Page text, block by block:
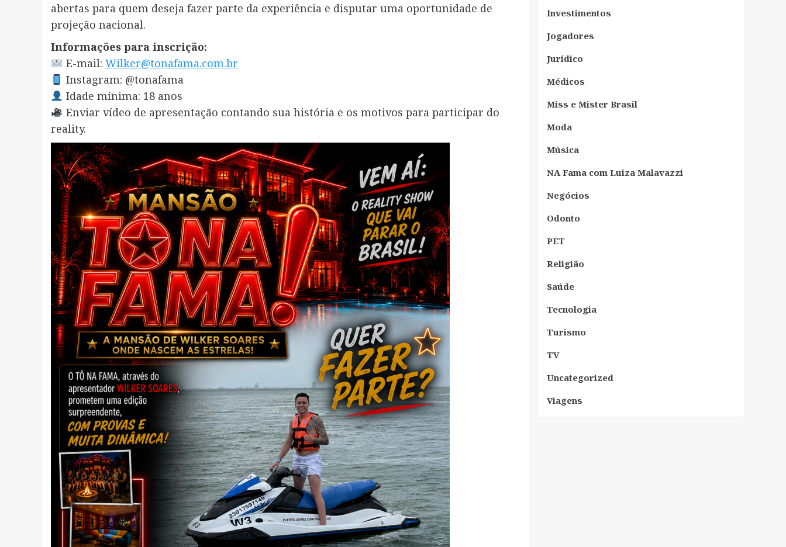
abertas para quem deseja fazer parte da experiência e disputar uma oportunidade de
projeção nacional.
Informações para inscrição:
E-mail: Wilker@tonafama.com.br
Instagram: @tonafama
Idade mínima: 18 anos
Enviar vídeo de apresentação contando sua história e os motivos para participar do
reality.
Investimentos
Jogadores
Jurídico
Médicos
Miss e Mister Brasil
Moda
Música
NA Fama com Luiza Malavazzi
Negócios
Odonto
PET
Religião
Saúde
Tecnologia
Turismo
TV
Uncategorized
Viagens